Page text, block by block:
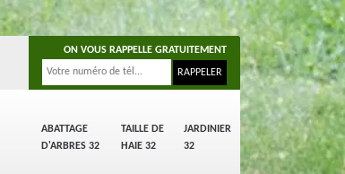
ABATTAGE
D'ARBRES 32
TAILLE DE
HAIE 32
JARDINIER
32
ON VOUS RAPPELLE GRATUITEMENT